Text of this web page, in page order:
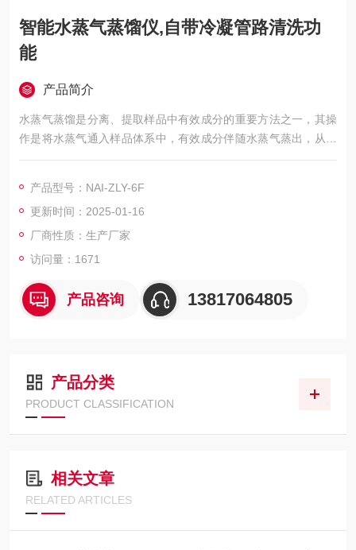
智能水蒸气蒸馏仪,自带冷凝管路清洗功
能
产品简介
水蒸气蒸馏是分离、提取样品中有效成分的重要方法之一，其操
作是将水蒸气通入样品体系中，有效成分伴随水蒸气蒸出，从而
达到分离提纯有效成分的目的，被广泛应用于烟草、食品、药
之一，其装置通常由水蒸气发生部分、蒸馏部分、接收部分组
成。 智能水蒸气蒸馏仪,自带冷凝管路清洗功能
产品型号：NAI-ZLY-6F
更新时间：2025-01-16
厂商性质：生产厂家
访问量：1671
产品咨询 13817064805
产品分类
PRODUCT CLASSIFICATION
相关文章
RELATED ARTICLES